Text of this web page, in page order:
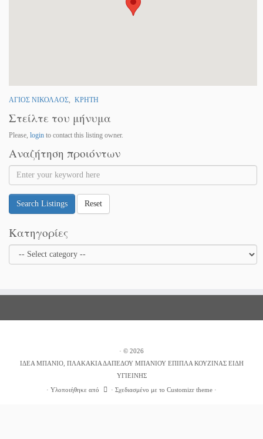
ΑΓΙΟΣ ΝΙΚΟΛΑΟΣ, ΚΡΗΤΗ
Στείλτε του μήνυμα
Please, login to contact this listing owner.
Αναζήτηση προιόντων
Search Listings Reset
Κατηγορίες
· © 2026
ΙΔΕΑ ΜΠΑΝΙΟ, ΠΛΑΚΑΚΙΑ ΔΑΠΕΔΟΥ ΜΠΑΝΙΟΥ ΕΠΙΠΛΑ ΚΟΥΖΙΝΑΣ ΕΙΔΗ
ΥΓΙΕΙΝΗΣ
· Υλοποιήθηκε από · Σχεδιασμένο με το Customizr theme ·